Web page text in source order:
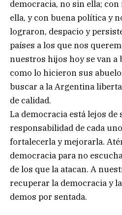
democracia, no sin ella;
ella, y con buena política y
lograron, despacio y
países a los que nos
nuestros hijos hoy se van
como lo hicieron sus
buscar a la Argentina
de calidad.
La democracia está lejos de
responsabilidad de cada
fortalecerla y mejorarla.
democracia para no
de los que la atacan. A
recuperar la democracia y
demos por sentada.